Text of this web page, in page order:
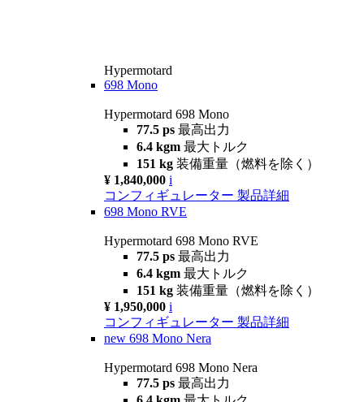
Hypermotard
698 Mono
Hypermotard 698 Mono
77.5 ps 最高出力
6.4 kgm 最大トルク
151 kg 装備重量（燃料を除く）
¥ 1,840,000 i
コンフィギュレーター 製品詳細
698 Mono RVE
Hypermotard 698 Mono RVE
77.5 ps 最高出力
6.4 kgm 最大トルク
151 kg 装備重量（燃料を除く）
¥ 1,950,000 i
コンフィギュレーター 製品詳細
new 698 Mono Nera
Hypermotard 698 Mono Nera
77.5 ps 最高出力